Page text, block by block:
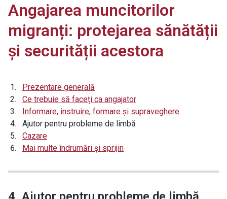
Angajarea muncitorilor
migranți: protejarea sănătății
și securității acestora
Prezentare generală
Ce trebuie să faceți ca angajator
Informare, instruire, formare și supraveghere
Ajutor pentru probleme de limbă
Cazare
Mai multe îndrumări și sprijin